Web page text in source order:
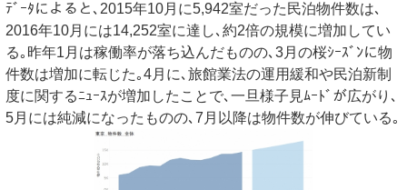
ﾃﾞｰﾀによると､2015年10月に5,942室だった民泊物件数は､
2016年10月には14,252室に達し､約2倍の規模に増加してい
る｡昨年1月は稼働率が落ち込んだものの､3月の桜ｼｰｽﾞﾝに物
件数は増加に転じた｡4月に､旅館業法の運用緩和や民泊新制
度に関するﾆｭｰｽが増加したことで､一旦様子見ﾑｰﾄﾞが広がり､
5月には純減になったものの､7月以降は物件数が伸びている｡